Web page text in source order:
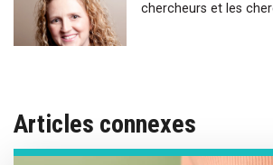
chercheurs et les
Articles connexes